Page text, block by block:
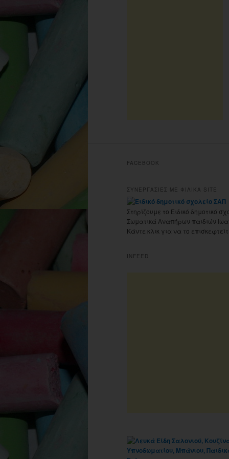
FACEBOOK
ΣΥΝΕΡΓΑΣΙΕΣ ΜΕ ΦΙΛΙΚΑ SITE
Στηρίζουμε το Ειδικό δημοτικό
Σωματικά Αναπήρων παιδιών
Κάντε κλικ για να το
INFEED